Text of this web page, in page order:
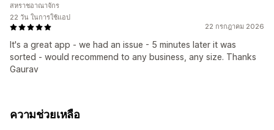
22 กรกฎาคม 2026
It's a great app - we had an issue - 5 minutes later it was
sorted - would recommend to any business, any size. Thanks
Gaurav
สหราชอาณาจักร
22 วัน ในการใช้แอป
ความช่วยเหลือ